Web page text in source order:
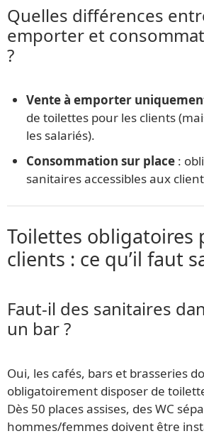
Quelles différences
emporter et
?
Vente à emporter
de toilettes pour les clients
les salariés).
Consommation sur place :
sanitaires accessibles aux
Toilettes obligatoires
clients : ce qu’il faut
Faut-il des sanitaires
un bar ?
Oui, les cafés, bars et brasseries
obligatoirement disposer de
Dès 50 places assises, des WC
hommes/femmes doivent être